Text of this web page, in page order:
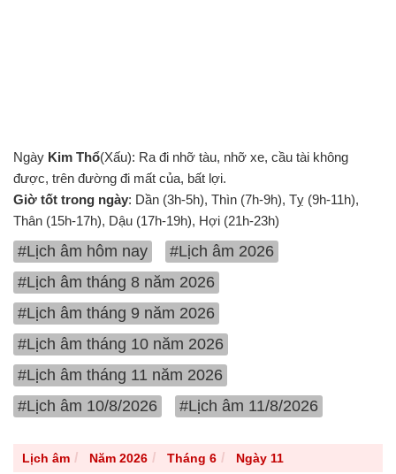
Ngày Kim Thổ(Xấu): Ra đi nhỡ tàu, nhỡ xe, cầu tài không
được, trên đường đi mất của, bất lợi.
Giờ tốt trong ngày: Dần (3h-5h), Thìn (7h-9h), Tỵ (9h-11h),
Thân (15h-17h), Dậu (17h-19h), Hợi (21h-23h)
#Lịch âm hôm nay
#Lịch âm 2026
#Lịch âm tháng 8 năm 2026
#Lịch âm tháng 9 năm 2026
#Lịch âm tháng 10 năm 2026
#Lịch âm tháng 11 năm 2026
#Lịch âm 10/8/2026
#Lịch âm 11/8/2026
Lịch âm Năm 2026 Tháng 6 Ngày 11